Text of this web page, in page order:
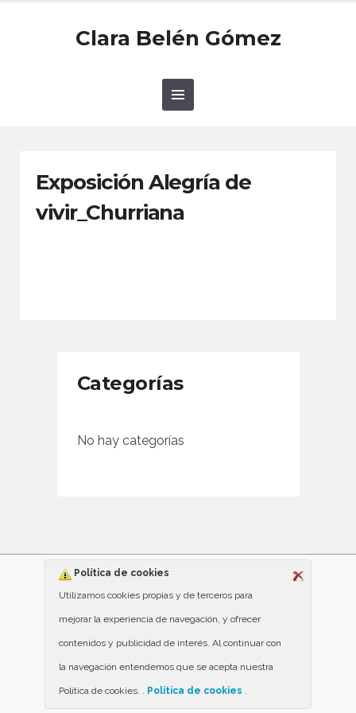
Política de cookies
Utilizamos cookies propias y de terceros para
mejorar la experiencia de navegación, y ofrecer
contenidos y publicidad de interés. Al continuar con
la navegación entendemos que se acepta nuestra
Política de cookies. . Política de cookies .
Clara Belén Gómez
Exposición Alegría de
vivir_Churriana
Categorías
No hay categorías